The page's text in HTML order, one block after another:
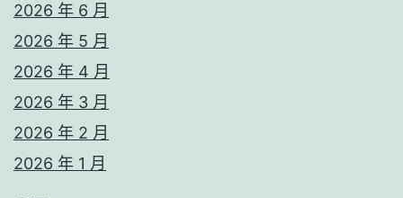
2026 年 6 月
2026 年 5 月
2026 年 4 月
2026 年 3 月
2026 年 2 月
2026 年 1 月